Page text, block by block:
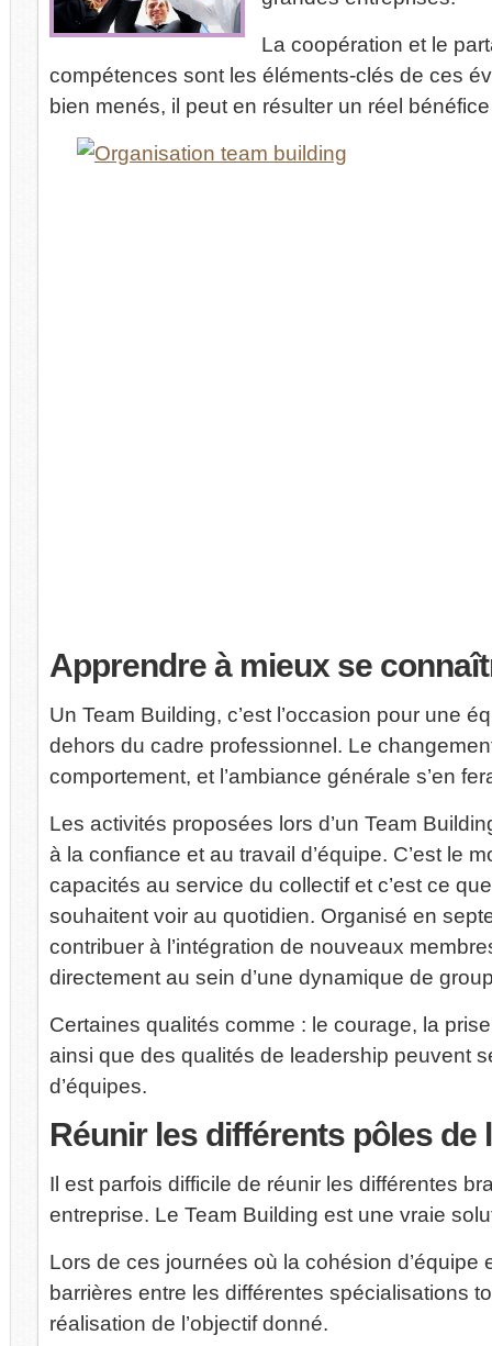
La coopération et le
compétences sont les éléments-clés de ces
bien menés, il peut en résulter un réel
Apprendre à mieux se
Un Team Building, c’est l’occasion pour une
dehors du cadre professionnel. Le
comportement, et l’ambiance générale s’en
Les activités proposées lors d’un Team
à la confiance et au travail d’équipe. C’est le
capacités au service du collectif et c’est ce
souhaitent voir au quotidien. Organisé en
contribuer à l’intégration de nouveaux
directement au sein d’une dynamique de
Certaines qualités comme : le courage, la
ainsi que des qualités de leadership peuvent
d’équipes.
Réunirles différents pôles de
Il est parfois difficile de réunir les différentes
entreprise. Le Team Building est une vraie
Lors de ces journées où la cohésion d’équipe
barrières entre les différentes spécialisations
réalisation de l’objectif donné.